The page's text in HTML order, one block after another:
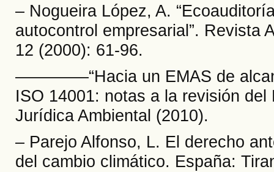
– Nogueira López, A.
autocontrol empresarial”. Revista
12 (2000): 61-96.
––––––––“Hacia un EMAS de
ISO 14001: notas a la revisión del
Jurídica Ambiental (2010).
– Parejo Alfonso, L. El derecho
del cambio climático. España: